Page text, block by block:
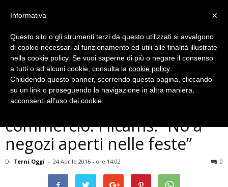
Cronaca
Terni, sciopero del
commercio. Filcams: “No a
negozi aperti nelle feste”
Di Terni Oggi - 24 Aprile 2016 - ore 14:02 0
×
Informativa
Questo sito o gli strumenti terzi da questo utilizzati si avvalgono
di cookie necessari al funzionamento ed utili alle finalità illustrate
nella cookie policy. Se vuoi saperne di più o negare il consenso
a tutti o ad alcuni cookie, consulta la cookie policy.
Chiudendo questo banner, scorrendo questa pagina, cliccando
su un link o proseguendo la navigazione in altra maniera,
acconsenti all’uso dei cookie.